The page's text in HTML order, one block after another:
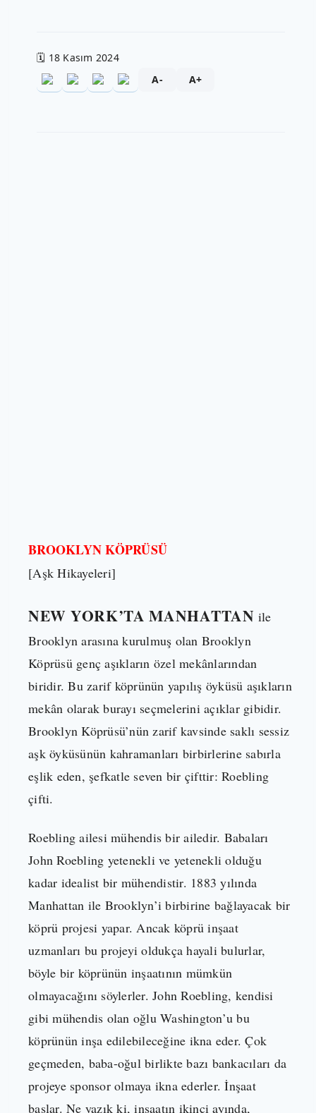
🗓 18 Kasım 2024
A-
A+
BROOKLYN KÖPRÜSÜ
[Aşk Hikayeleri]
NEW YORK’TA MANHATTAN ile
Brooklyn arasına kurulmuş olan Brooklyn
Köprüsü genç aşıkların özel mekânlarından
biridir. Bu zarif köprünün yapılış öyküsü aşıkların
mekân olarak burayı seçmelerini açıklar gibidir.
Brooklyn Köprüsü’nün zarif kavsinde saklı sessiz
aşk öyküsünün kahramanları birbirlerine sabırla
eşlik eden, şefkatle seven bir çifttir: Roebling
çifti.
Roebling ailesi mühendis bir ailedir. Babaları
John Roebling yetenekli ve yetenekli olduğu
kadar idealist bir mühendistir. 1883 yılında
Manhattan ile Brooklyn’i birbirine bağlayacak bir
köprü projesi yapar. Ancak köprü inşaat
uzmanları bu projeyi oldukça hayali bulurlar,
böyle bir köprünün inşaatının mümkün
olmayacağını söylerler. John Roebling, kendisi
gibi mühendis olan oğlu Washington’u bu
köprünün inşa edilebileceğine ikna eder. Çok
geçmeden, baba-oğul birlikte bazı bankacıları da
projeye sponsor olmaya ikna ederler. İnşaat
başlar. Ne yazık ki, inşaatın ikinci ayında,